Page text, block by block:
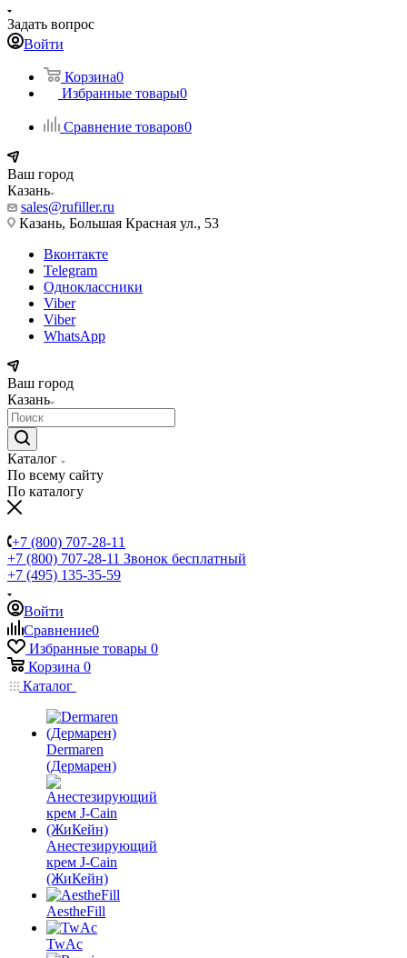
Задать вопрос
Войти
Корзина0
Избранные товары0
Сравнение товаров0
Ваш город
Казань
sales@rufiller.ru
Казань, Большая Красная ул., 53
Вконтакте
Telegram
Одноклассники
Viber
Viber
WhatsApp
Ваш город
Казань
Каталог
По всему сайту
По каталогу
+7 (800) 707-28-11
+7 (800) 707-28-11 Звонок бесплатный
+7 (495) 135-35-59
Войти
Сравнение0
Избранные товары 0
Корзина 0
Каталог
Dermaren
(Дермарен)
Анестезирующий
крем J-Cain
(ЖиКейн)
AestheFill
TwAc